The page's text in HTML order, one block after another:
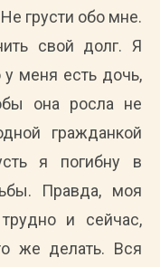
грусти обо мне.
свой долг. Я
меня есть дочь,
она росла не
гражданкой
я погибну в
Правда, моя
и сейчас,
же делать. Вся